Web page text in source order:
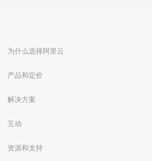
为什么选择阿里云
产品和定价
解决方案
互动
资源和支持